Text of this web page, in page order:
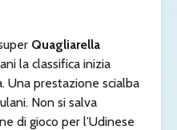
Quagliarella
la classifica inizia
Una prestazione scialba
Non si salva
di gioco per l’Udinese